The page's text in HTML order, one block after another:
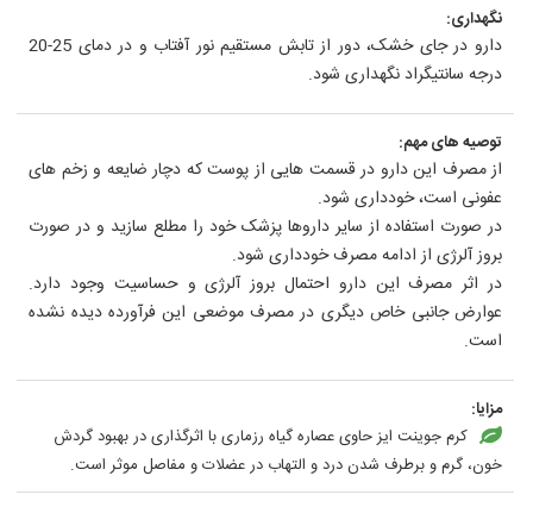
نگهداری:
دارو در جای خشک، دور از تابش مستقیم نور آفتاب و در دمای 25-20
درجه سانتیگراد نگهداری شود.
توصیه های مهم:
از مصرف این دارو در قسمت هایی از پوست که دچار ضایعه و زخم های
عفونی است، خودداری شود.
در صورت استفاده از سایر داروها پزشک خود را مطلع سازید و در صورت
بروز آلرژی از ادامه مصرف خودداری شود.
در اثر مصرف این دارو احتمال بروز آلرژی و حساسیت وجود دارد.
عوارض جانبی خاص دیگری در مصرف موضعی این فرآورده دیده نشده
است.
مزایا:
کرم جوینت ایز حاوی عصاره گیاه رزماری با اثرگذاری در بهبود گردش
خون، گرم و برطرف شدن درد و التهاب در عضلات و مفاصل موثر است.